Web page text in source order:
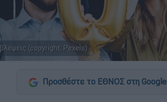
(copyright: Pexels)
Προσθέστε το ΕΘΝΟΣ στη Google